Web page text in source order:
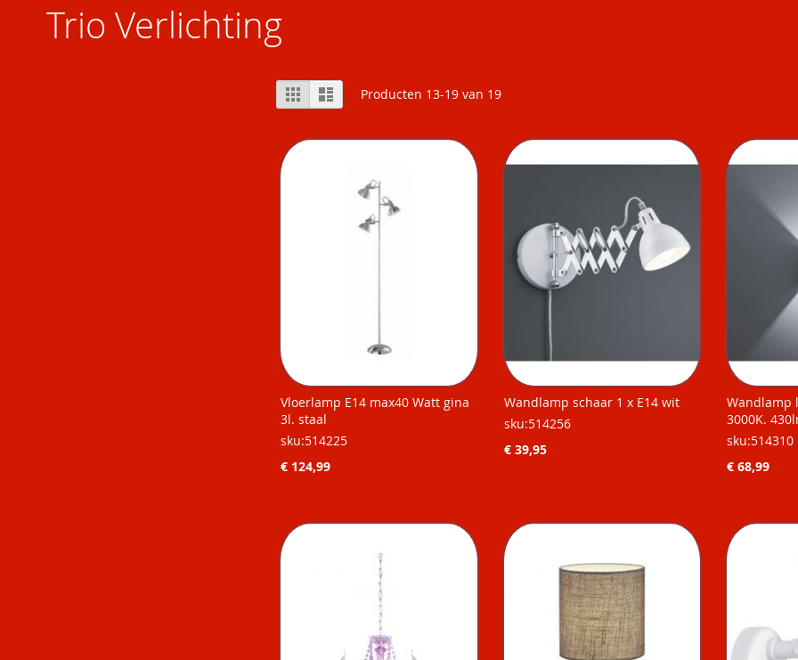
Trio Verlichting
Tonen
als
Foto-
tabel
Lijst Producten 13-19 van 19
Vloerlamp E14 max40 Watt gina
3l. staal
sku:514225
€ 124,99
Wandlamp schaar 1 x E14 wit
sku:514256
€ 39,95
Wandlamp
3000K.
sku:514310
€ 68,99